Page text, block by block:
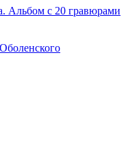
Альбом с 20 гравюрами